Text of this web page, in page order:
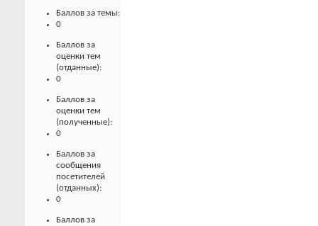
Баллов за темы:
0
Баллов за
оценки тем
(отданные):
0
Баллов за
оценки тем
(полученные):
0
Баллов за
сообщения
посетителей
(отданных):
0
Баллов за